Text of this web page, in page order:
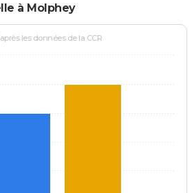
à Molphey
les données de la CCR